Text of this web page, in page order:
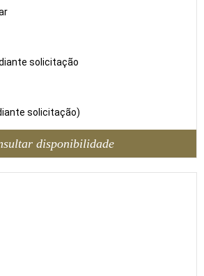
solicitação
solicitação)
disponibilidade